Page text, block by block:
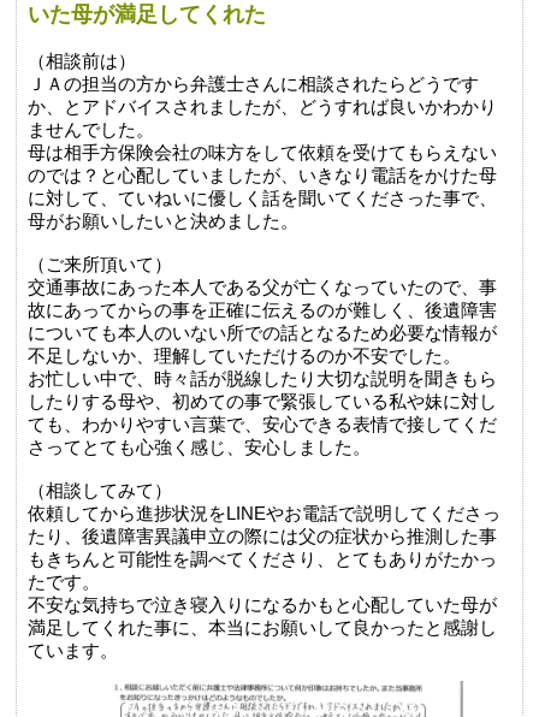
いた母が満足してくれた
（相談前は）
ＪＡの担当の方から弁護士さんに相談されたらどうです
か、とアドバイスされましたが、どうすれば良いかわかり
ませんでした。
母は相手方保険会社の味方をして依頼を受けてもらえない
のでは？と心配していましたが、いきなり電話をかけた母
に対して、ていねいに優しく話を聞いてくださった事で、
母がお願いしたいと決めました。
（ご来所頂いて）
交通事故にあった本人である父が亡くなっていたので、事
故にあってからの事を正確に伝えるのが難しく、後遺障害
についても本人のいない所での話となるため必要な情報が
不足しないか、理解していただけるのか不安でした。
お忙しい中で、時々話が脱線したり大切な説明を聞きもら
したりする母や、初めての事で緊張している私や妹に対し
ても、わかりやすい言葉で、安心できる表情で接してくだ
さってとても心強く感じ、安心しました。
（相談してみて）
依頼してから進捗状況をLINEやお電話で説明してくださっ
たり、後遺障害異議申立の際には父の症状から推測した事
もきちんと可能性を調べてくださり、とてもありがたかっ
たです。
不安な気持ちで泣き寝入りになるかもと心配していた母が
満足してくれた事に、本当にお願いして良かったと感謝し
ています。